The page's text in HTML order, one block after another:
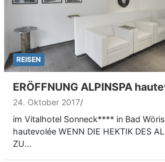
REISEN
ERÖFFNUNG ALPINSPA
24. Oktober 2017
im Vitalhotel Sonneck**** in Bad
hautevolée WENN DIE HEKTIK DES
ZU…